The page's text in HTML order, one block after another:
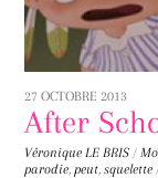
27 OCTOBRE 2013
After
Véronique LE BRIS /
parodie, peut,squelette